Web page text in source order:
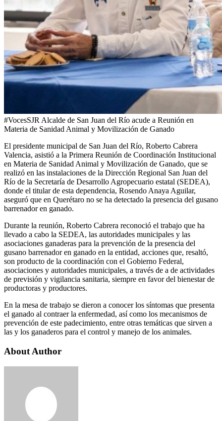
#VocesSJR Alcalde de San Juan del Río acude a Reunión en
Materia de Sanidad Animal y Movilización de Ganado
El presidente municipal de San Juan del Río, Roberto Cabrera
Valencia, asistió a la Primera Reunión de Coordinación Institucional
en Materia de Sanidad Animal y Movilización de Ganado, que se
realizó en las instalaciones de la Dirección Regional San Juan del
Río de la Secretaría de Desarrollo Agropecuario estatal (SEDEA),
donde el titular de esta dependencia, Rosendo Anaya Aguilar,
aseguró que en Querétaro no se ha detectado la presencia del gusano
barrenador en ganado.
Durante la reunión, Roberto Cabrera reconoció el trabajo que ha
llevado a cabo la SEDEA, las autoridades municipales y las
asociaciones ganaderas para la prevención de la presencia del
gusano barrenador en ganado en la entidad, acciones que, resaltó,
son producto de la coordinación con el Gobierno Federal,
asociaciones y autoridades municipales, a través de a de actividades
de previsión y vigilancia sanitaria, siempre en favor del bienestar de
productoras y productores.
En la mesa de trabajo se dieron a conocer los síntomas que presenta
el ganado al contraer la enfermedad, así como los mecanismos de
prevención de este padecimiento, entre otras temáticas que sirven a
las y los ganaderos para el control y manejo de los animales.
About Author